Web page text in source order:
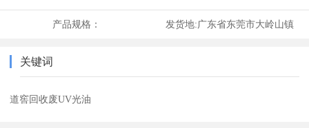
产品规格： 发货地:广东省东莞市大岭山镇
关键词
道窖回收废UV光油